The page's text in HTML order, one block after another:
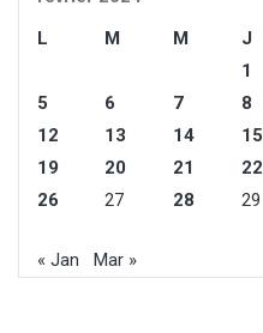
L
M M J
1
5
6 7 8
12
13 14 15
19
20 21 22
26
27 28 29
« Jan Mar »